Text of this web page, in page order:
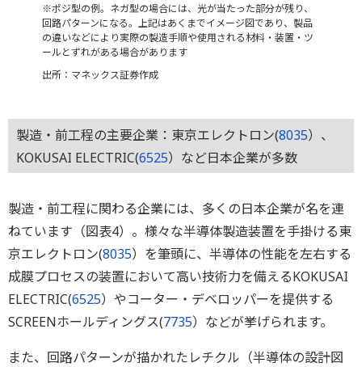
※ポジ型の例。ネガ型の場合には、光が当たった部分が残り、
回路パターンになる。上記はあくまでイメージ図であり、製品
の違いなどにより実際の製造手順や使用される材料・装置・ツ
ールとずれがある場合があります
出所：マネックス証券作成
製造・前工程の主要企業：東京エレクトロン(8035）、
KOKUSAI ELECTRIC(6525）など日本企業が多数
製造・前工程に関わる企業には、多くの日本企業が名を連
ねています（図表4）。様々な半導体製造装置を手掛ける東
京エレクトロン(8035）を筆頭に、半導体の性能を左右する
成膜プロセスの装置において高い技術力を備えるKOKUSAI
ELECTRIC(6525）やコーター・デベロッパーを提供する
SCREENホールディングス(7735）などが挙げられます。
また、回路パターンが描かれたレチクル（半導体の設計図